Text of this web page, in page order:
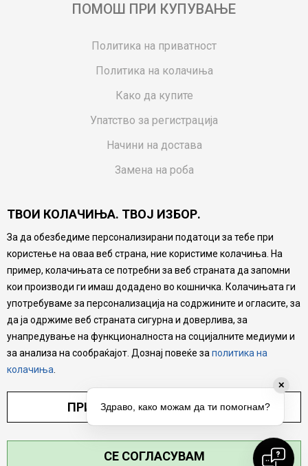
ПОМОШ ПРИ КУПУВАЊЕ
Политика на приватност
Политика на колачиња
Како да купите
Упатство за регистрација
Начини на достава
Замена на роба
Ваучери
Product Finder
FAQs
Настојуваме да бидеме што попрецизни во описот на
производите, прикажување на слики и цени, но не
можеме да гарантираме дека сите информации се
комплетни и без грешка. Сите производи се дел од
нашата понуда, но не се подразбира дека мора да се
достапни во секој момент.
ТВОИ КОЛАЧИЊА. ТВОЈ ИЗБОР.
За да обезбедиме персонализирани податоци за тебе при
користење на оваа веб страна, ние користиме колачиња. На
пример, колачињата се потребни за веб страната да запомни
кои производи ги имаш додадено во кошничка. Колачињата ги
употребуваме за персонализација на содржините и огласите, за
да ја одржиме веб страната сигурна и доверлива, за
унапредување на функционалноста на социјалните медиуми и
за анализа на сообраќајот. Дознај повеќе за политика на
колачиња
ПРИЛАГОДИ ПОСТАВУВАЊА
СЕ СОГЛАСУВАМ
✕
Здраво, како можам да ти помогнам?